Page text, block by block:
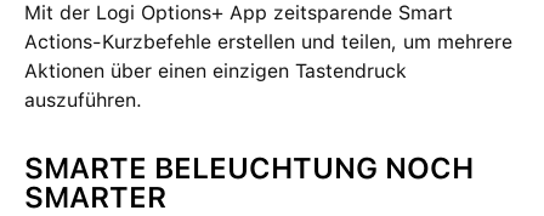
Mit der Logi Options+ App zeitsparende Smart
Actions-Kurzbefehle erstellen und teilen, um mehrere
Aktionen über einen einzigen Tastendruck
auszuführen.
SMARTE BELEUCHTUNG NOCH
SMARTER